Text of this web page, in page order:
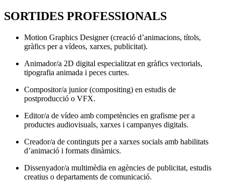
SORTIDES PROFESSIONALS
Motion Graphics Designer (creació d’animacions, títols,
gràfics per a vídeos, xarxes, publicitat).
Animador/a 2D digital especialitzat en gràfics vectorials,
tipografia animada i peces curtes.
Compositor/a junior (compositing) en estudis de
postproducció o VFX.
Editor/a de vídeo amb competències en grafisme per a
productes audiovisuals, xarxes i campanyes digitals.
Creador/a de continguts per a xarxes socials amb habilitats
d’animació i formats dinàmics.
Dissenyador/a multimèdia en agències de publicitat, estudis
creatius o departaments de comunicació.